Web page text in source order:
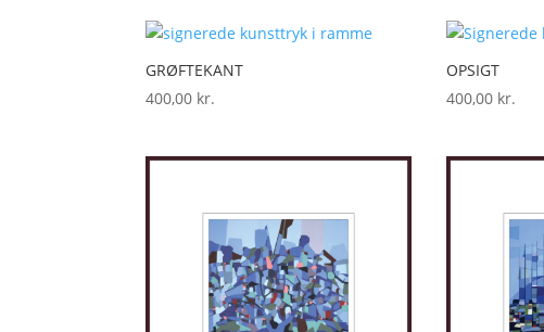
seneste
GRØFTEKANT
400,00 kr.
OPSIGT
400,00 kr.